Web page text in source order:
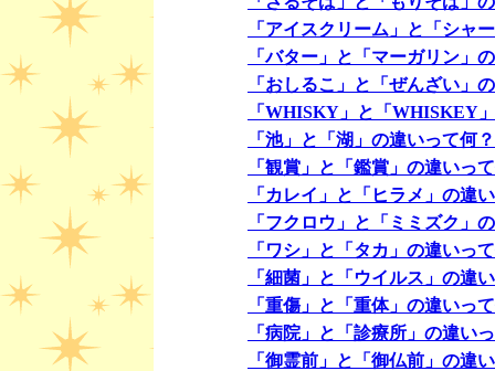
「アイスクリーム」と「シャ
「バター」と「マーガリン」
「おしるこ」と「ぜんざい」
「WHISKY」と「WHISKEY
「池」と「湖」の違いって何？
「観賞」と「鑑賞」の違いっ
「カレイ」と「ヒラメ」の違
「フクロウ」と「ミミズク」
「ワシ」と「タカ」の違いっ
「細菌」と「ウイルス」の違
「重傷」と「重体」の違いっ
「病院」と「診療所」の違い
「御霊前」と「御仏前」の違